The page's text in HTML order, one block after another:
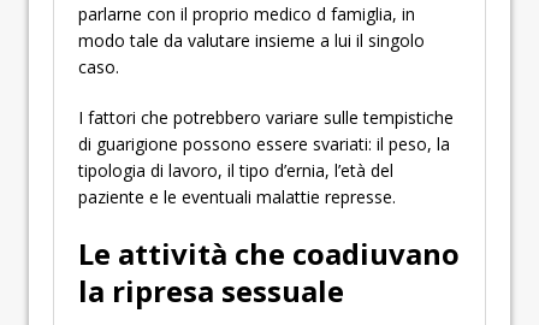
parlarne con il proprio medico d famiglia, in
modo tale da valutare insieme a lui il singolo
caso.
I fattori che potrebbero variare sulle tempistiche
di guarigione possono essere svariati: il peso, la
tipologia di lavoro, il tipo d’ernia, l’età del
paziente e le eventuali malattie represse.
Le attività che coadiuvano
la ripresa sessuale